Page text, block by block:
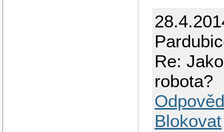
Re:
robota?
Blokovat